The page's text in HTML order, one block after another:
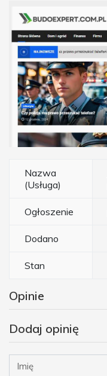
Nazwa
(Usługa)
Ogłoszenie
Dodano
Stan
Opinie
Dodaj opinię